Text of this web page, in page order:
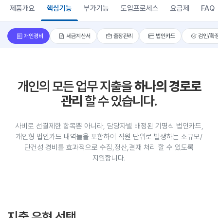
제품개요 핵심기능 부가기능 도입프로세스 요금제 FAQ
개인경비 세금계산서 출장관리 법인카드 검인/확
개인의 모든 업무 지출을하나의 경로로
관리 할 수 있습니다.
사비로 선결제한 항목뿐 아니라, 담당자별 배정된 기명식 법인카드,
개인형 법인카드 내역들을 포함하여 직원 단위로 발생하는 소규모/
단건성 경비를 효과적으로 수집,정산,결재 처리 할 수 있도록
지원합니다.